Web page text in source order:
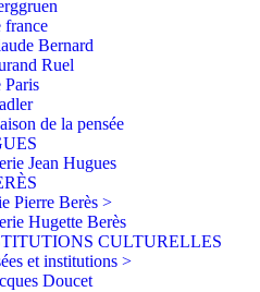
france
Bernard
Ruel
Paris
de la pensée
Jean Hugues
Pierre Berès >
Hugette Berès
CULTURELLES
et institutions >
Doucet